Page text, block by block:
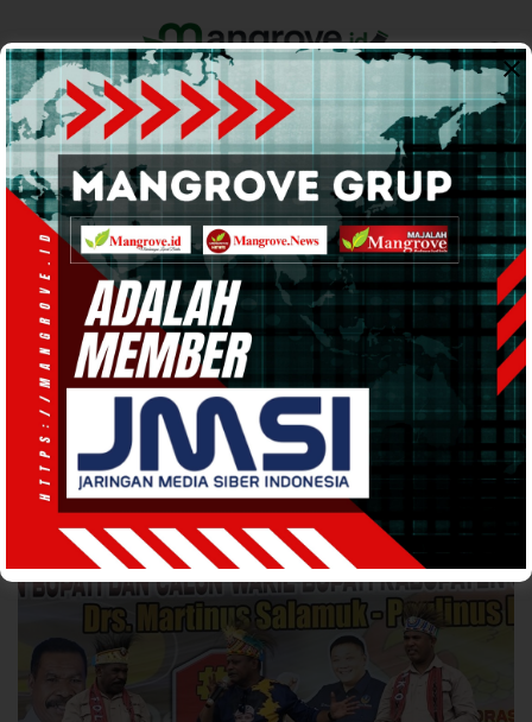
Home Pemerintahan Ekonomi & Bisnis Info Tanah Papua
Support by
POLITIK · 6 Nov 202415:49WIB·waktu baca 1 menit
Ketua DPW Nasdem PBD Bakar
Semangat Ribuan Simpatisan SAKO